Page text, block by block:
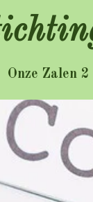
Onze Zalen 2